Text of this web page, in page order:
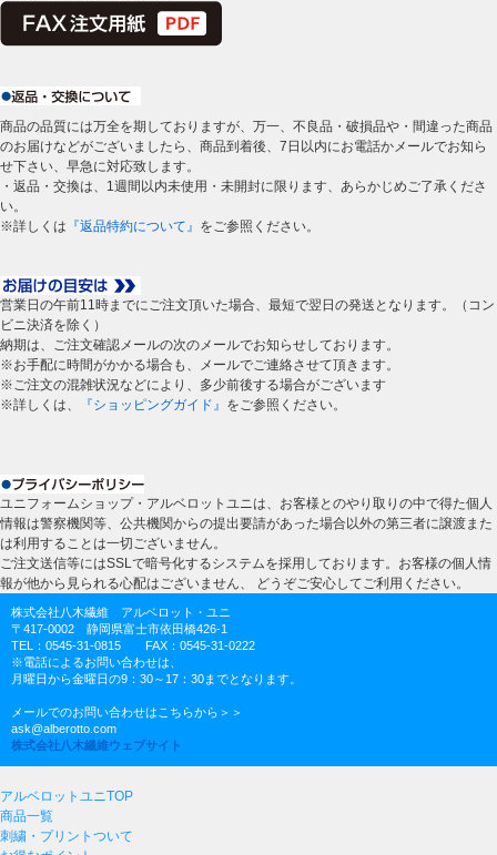
商品の品質には万全を期しておりますが、万一、不良品・破損品や・間違った商品
のお届けなどがございましたら、商品到着後、7日以内にお電話かメールでお知ら
せ下さい、早急に対応致します。
・返品・交換は、1週間以内未使用・未開封に限ります、あらかじめご了承くださ
い。
※詳しくは 『返品特約について』 をご参照ください。
営業日の午前11時までにご注文頂いた場合、最短で翌日の発送となります。（コン
ビニ決済を除く）
納期は、ご注文確認メールの次のメールでお知らせしております。
※お手配に時間がかかる場合も、メールでご連絡させて頂きます。
※ご注文の混雑状況などにより、多少前後する場合がございます
※詳しくは、
『ショッピングガイド』 をご参照ください。
ユニフォームショップ・アルベロットユニは、お客様とのやり取りの中で得た個人
情報は警察機関等、公共機関からの提出要請があった場合以外の第三者に譲渡また
は利用することは一切ございません。
ご注文送信等にはSSLで暗号化するシステムを採用しております。お客様の個人情
報が他から見られる心配はございません、 どうぞご安心してご利用ください。
株式会社八木繊維 アルベロット・ユニ
〒417-0002 静岡県富士市依田橋426-1
TEL：0545-31-0815 FAX：0545-31-0222
※電話によるお問い合わせは、
月曜日から金曜日の9：30～17：30までとなります。
メールでのお問い合わせはこちらから＞＞
ask@alberotto.com
株式会社八木繊維ウェブサイト
アルベロットユニTOP
商品一覧
刺繍・プリントついて